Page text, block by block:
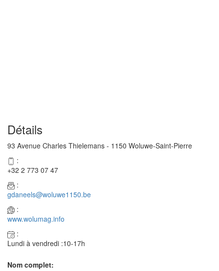
Détails
93 Avenue Charles Thielemans - 1150 Woluwe-Saint-Pierre
:
+32 2 773 07 47
:
gdaneels@woluwe1150.be
:
www.wolumag.info
:
Lundi à vendredi :10-17h
Nom complet: